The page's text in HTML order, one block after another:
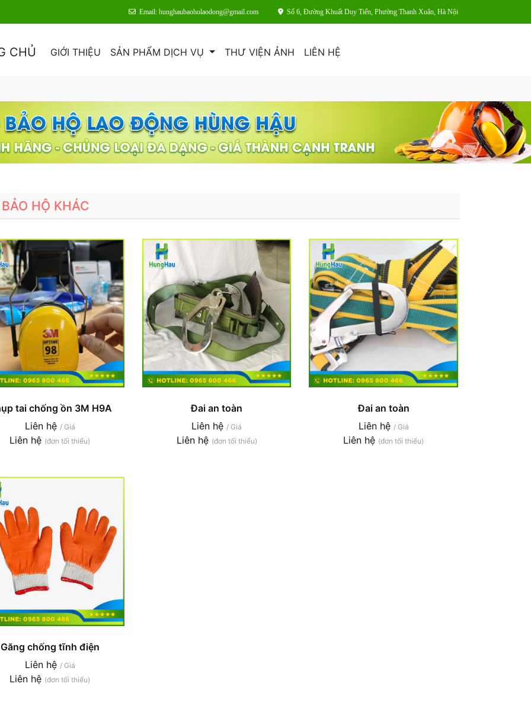
Email: hunghaubaoholaodong@gmail.com Số 6, Đường Khuất Duy Tiến, Phường Thanh Xuân, Hà Nội
CHỦ GIỚI THIỆU SẢN PHẨM DỊCH VỤ THƯ VIỆN ẢNH LIÊN HỆ
HỘ KHÁC
tai chống ồn 3M H9A
Liên hệ / Giá
Liên hệ (đơn tối thiểu)
Đai an toàn
Liên hệ/ Giá
Liên hệ (đơn tối thiểu)
Đai an toàn
Liên hệ / Giá
Liên hệ (đơn tối thiểu)
Găng chống tĩnh điện
Liên hệ / Giá
Liên hệ (đơn tối thiểu)